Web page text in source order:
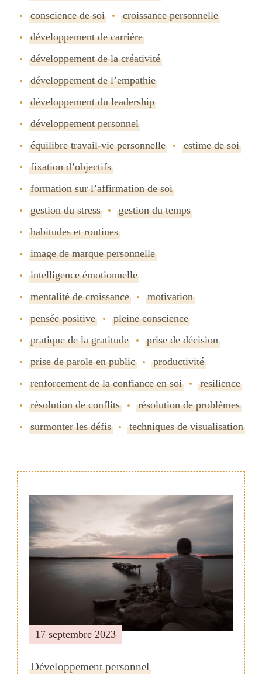
conscience de soi
croissance personnelle
développement de carrière
développement de la créativité
développement de lʼempathie
développement du leadership
développement personnel
équilibre travail-vie personnelle
estime de soi
fixation dʼobjectifs
formation sur lʼaffirmation de soi
gestion du stress
gestion du temps
habitudes et routines
image de marque personnelle
intelligence émotionnelle
mentalité de croissance
motivation
pensée positive
pleine conscience
pratique de la gratitude
prise de décision
prise de parole en public
productivité
renforcement de la confiance en soi
resilience
résolution de conflits
résolution de problèmes
surmonter les défis
techniques de visualisation
Navigation
de
publication
17 septembre 2023
Développement personnel